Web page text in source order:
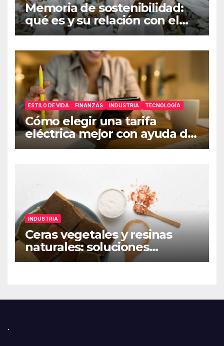
Memoria de sostenibilidad:
qué es y su relación con el
ESG
ESTILO DE VIDA FINANZAS INDUSTRIA TECNOLOGÍA
Cómo elegir una tarifa
eléctrica mejor con ayuda de
una app de ahorro
INDUSTRIA
Ceras vegetales y resinas
naturales: soluciones
sostenibles para
.